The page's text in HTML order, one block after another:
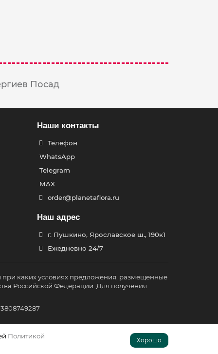
Посад
Политикой
Хорошо
Наши контакты
Телефон
WhatsApp
Telegram
MAX
order@planetaflora.ru
Наш адрес
г. Пушкино, Ярославское ш., 190к1
Ежедневно 24/7
каких условиях предложения, размещенные
Российской Федерации. Для получения